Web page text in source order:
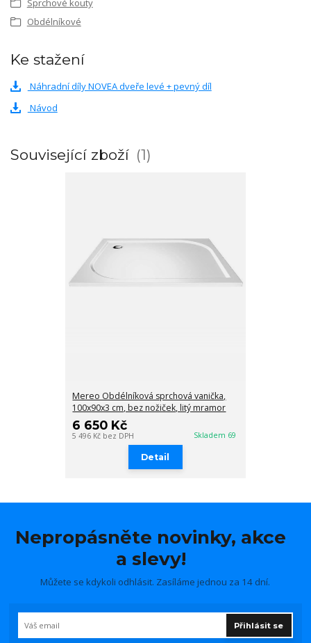
Sprchové kouty
Obdélníkové
Ke stažení
Náhradní díly NOVEA dveře levé + pevný díl
Návod
Související zboží 1
Mereo Obdélníková sprchová vanička,
100x90x3 cm, bez nožiček, litý mramor
6 650 Kč
5 496 Kč bez DPH Skladem 69
Detail
Nepropásněte novinky, akce
a slevy!
Můžete se kdykoli odhlásit. Zasíláme jednou za 14 dní.
Přihlásit se